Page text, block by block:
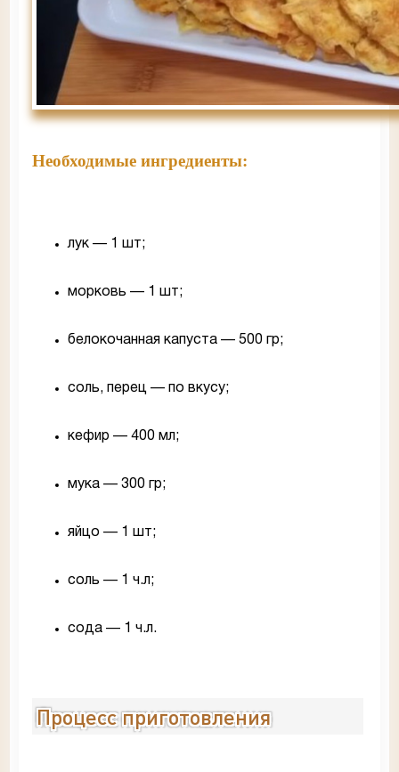
Необходимые ингредиенты:
лук — 1 шт;
морковь — 1 шт;
белокочанная капуста — 500 гр;
соль, перец — по вкусу;
кефир — 400 мл;
мука — 300 гр;
яйцо — 1 шт;
соль — 1 ч.л;
сода — 1 ч.л.
Процесс приготовления